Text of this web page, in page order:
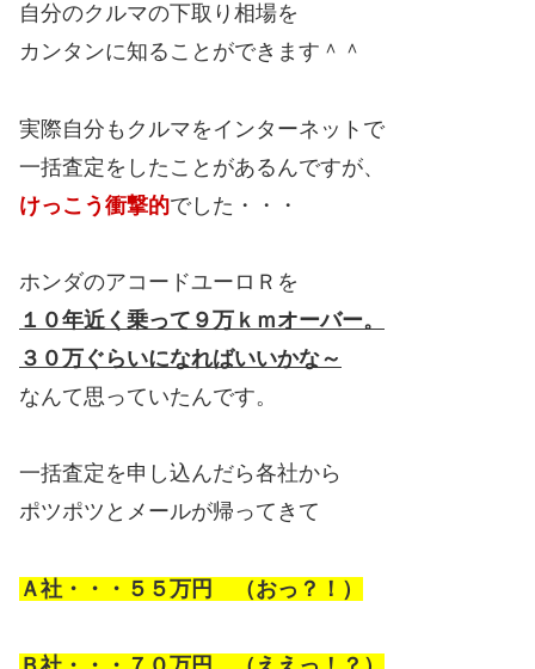
自分のクルマの下取り相場を
カンタンに知ることができます＾＾
実際自分もクルマをインターネットで
一括査定をしたことがあるんですが、
けっこう衝撃的でした・・・
ホンダのアコードユーロＲを
１０年近く乗って９万ｋｍオーバー。
３０万ぐらいになればいいかな～
なんて思っていたんです。
一括査定を申し込んだら各社から
ポツポツとメールが帰ってきて
Ａ社・・・５５万円 （おっ？！）